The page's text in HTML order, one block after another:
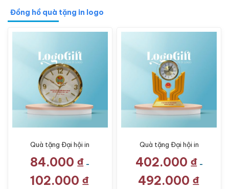
Đồng hồ quà tặng in logo
Quà tặng Đại hội in
tường số cọc LG-ĐH28
84.000 ₫ -
102.000 ₫
Quà tặng Đại hội in
thương hiệu Kashi
402.000 ₫ -
492.000 ₫